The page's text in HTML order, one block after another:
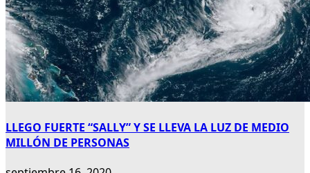
LLEGO FUERTE “SALLY” Y SE LLEVA LA LUZ DE MEDIO
MILLÓN DE PERSONAS